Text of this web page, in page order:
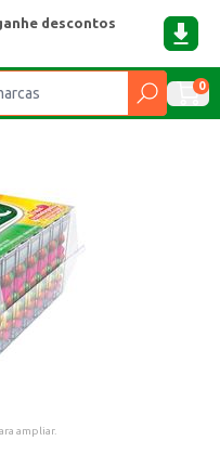
descontos
0
ampliar.